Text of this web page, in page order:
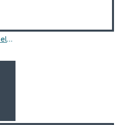
Cizme pentru fete din piele naturala model CLARICE